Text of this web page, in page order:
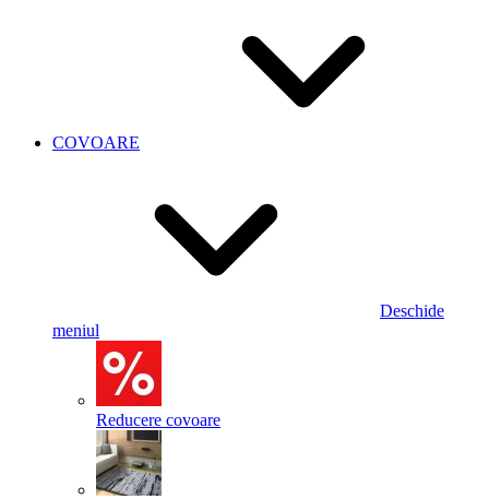
COVOARE
Deschide
meniul
Reducere covoare